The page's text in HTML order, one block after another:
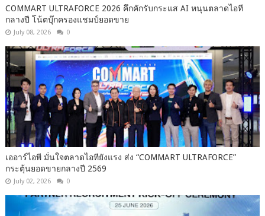
COMMART ULTRAFORCE 2026 คึกคักรับกระแส AI หนุนตลาดไอที
กลางปี โน้ตบุ๊กครองแชมป์ยอดขาย
July 08, 2026 0
เออาร์ไอพี มั่นใจตลาดไอทียังแรง ส่ง “COMMART ULTRAFORCE”
กระตุ้นยอดขายกลางปี 2569
July 02, 2026 0